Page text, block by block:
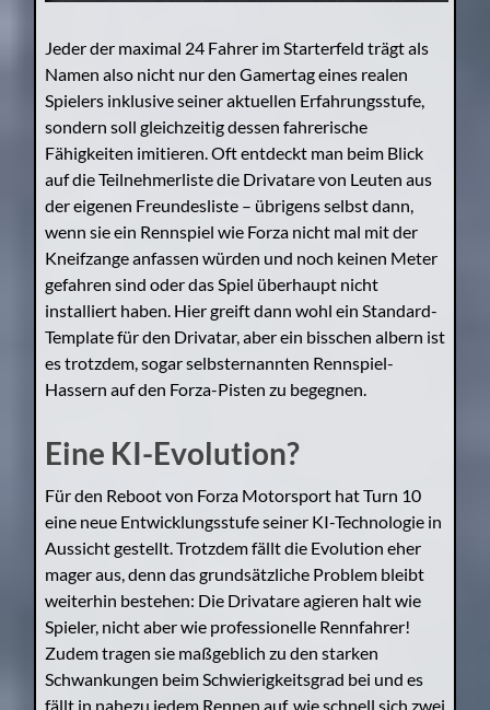
Jeder der maximal 24 Fahrer im Starterfeld trägt als
Namen also nicht nur den Gamertag eines realen
Spielers inklusive seiner aktuellen Erfahrungsstufe,
sondern soll gleichzeitig dessen fahrerische
Fähigkeiten imitieren. Oft entdeckt man beim Blick
auf die Teilnehmerliste die Drivatare von Leuten aus
der eigenen Freundesliste – übrigens selbst dann,
wenn sie ein Rennspiel wie Forza nicht mal mit der
Kneifzange anfassen würden und noch keinen Meter
gefahren sind oder das Spiel überhaupt nicht
installiert haben. Hier greift dann wohl ein Standard-
Template für den Drivatar, aber ein bisschen albern ist
es trotzdem, sogar selbsternannten Rennspiel-
Hassern auf den Forza-Pisten zu begegnen.
Eine KI-Evolution?
Für den Reboot von Forza Motorsport hat Turn 10
eine neue Entwicklungsstufe seiner KI-Technologie in
Aussicht gestellt. Trotzdem fällt die Evolution eher
mager aus, denn das grundsätzliche Problem bleibt
weiterhin bestehen: Die Drivatare agieren halt wie
Spieler, nicht aber wie professionelle Rennfahrer!
Zudem tragen sie maßgeblich zu den starken
Schwankungen beim Schwierigkeitsgrad bei und es
fällt in nahezu jedem Rennen auf, wie schnell sich zwei